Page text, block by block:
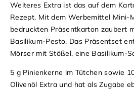
Weiteres Extraist das auf dem
Rezept. Mit dem Werbemittel Mini-
bedruckten Präsentkarton zaubert
Basilikum-Pesto. Das Präsentset
Mörser mit Stößel, eine Basilikum-
5 g Pinienkerne im Tütchen sowie
Olivenöl Extraund hat als Zugabe